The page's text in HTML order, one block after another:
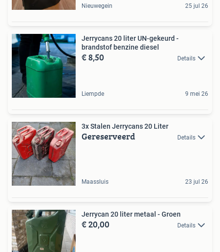
Nieuwegein 25 jul 26
Jerrycans 20 liter UN-gekeurd -
brandstof benzine diesel
€ 8,50 Details
Liempde 9 mei 26
3x Stalen Jerrycans 20 Liter
Gereserveerd Details
Maassluis 23 jul 26
Jerrycan 20 liter metaal - Groen
€ 20,00 Details